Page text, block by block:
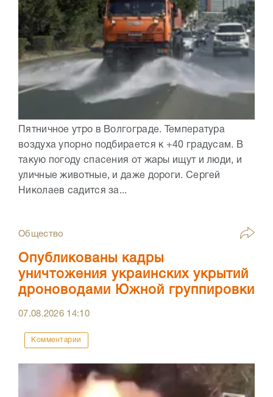
Пятничное утро в Волгограде. Температура
воздуха упорно подбирается к +40 градусам. В
такую погоду спасения от жары ищут и люди, и
уличные животные, и даже дороги. Сергей
Николаев садится за...
Общество
Опубликованы кадры
уничтожения украинских укрытий
дроноводами Южной группировки
07.08.2026 14:10
Комментарии